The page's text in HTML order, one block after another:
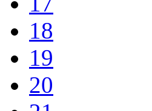
18
19
20